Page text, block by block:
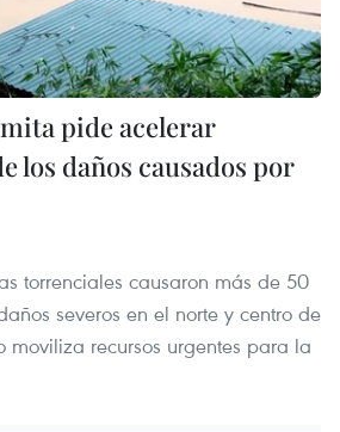
pide acelerar
los daños causados por
torrenciales causaron más de 50
severos en el norte y centro de
moviliza recursos urgentes para la